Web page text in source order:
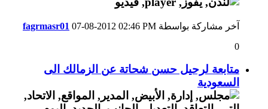
آخر مشاركة بواسطة fagrmasr01 07-08-2012 02:46 PM
0
متابعة لرحيل حسن شحاتة عن الزمالك الى
السعودية